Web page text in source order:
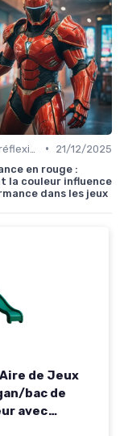
•
21/12/2025
en rouge :
la couleur influence
dans les jeux
de Jeux
bac de
avec